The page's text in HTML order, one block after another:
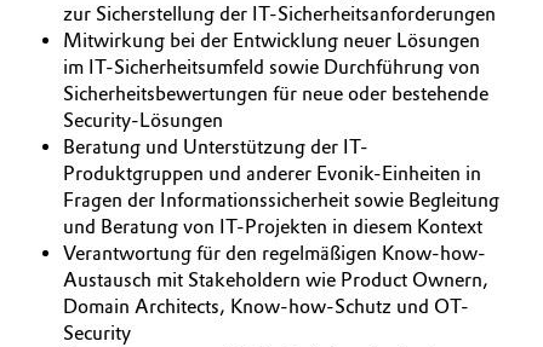
Personal Care & Beauty
Pharma & Biopharma
Plastics & Rubber
Pulp, Paper & Packaging
Textiles, Leather & Nonwovens
zur Sicherstellung der IT-Sicherheitsanforderungen
Mitwirkung bei der Entwicklung neuer Lösungen
im IT-Sicherheitsumfeld sowie Durchführung von
Sicherheitsbewertungen für neue oder bestehende
Security-Lösungen
Beratung und Unterstützung der IT-
Produktgruppen und anderer Evonik-Einheiten in
Fragen der Informationssicherheit sowie Begleitung
und Beratung von IT-Projekten in diesem Kontext
Verantwortung für den regelmäßigen Know-how-
Austausch mit Stakeholdern wie Product Ownern,
Domain Architects, Know-how-Schutz und OT-
Security